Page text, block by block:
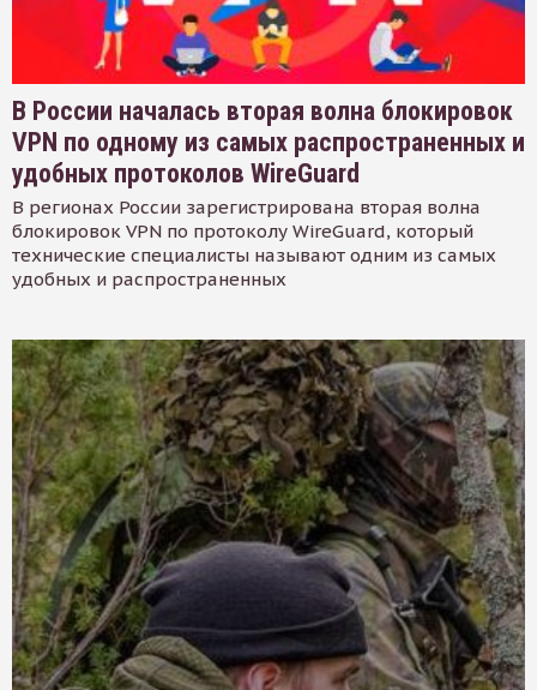
В России началась вторая волна блокировок
VPN по одному из самых распространенных и
удобных протоколов WireGuard
В регионах России зарегистрирована вторая волна
блокировок VPN по протоколу WireGuard, который
технические специалисты называют одним из самых
удобных и распространенных